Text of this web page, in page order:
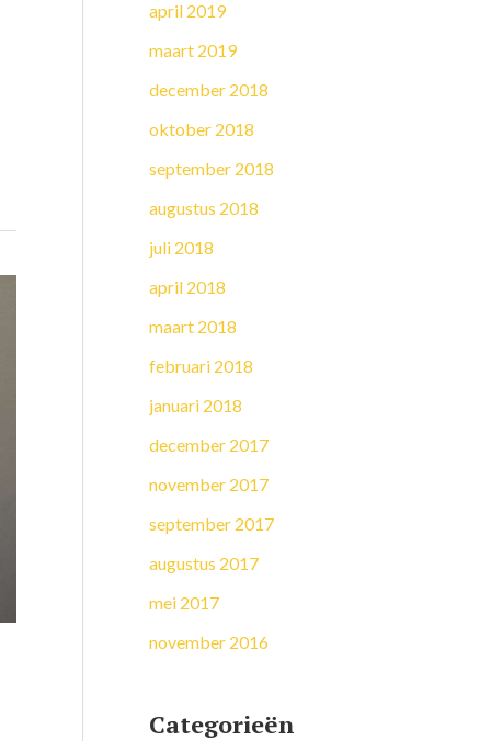
april 2019
maart 2019
december 2018
oktober 2018
september 2018
augustus 2018
juli 2018
april 2018
maart 2018
februari 2018
januari 2018
december 2017
november 2017
september 2017
augustus 2017
mei 2017
november 2016
Categorieën